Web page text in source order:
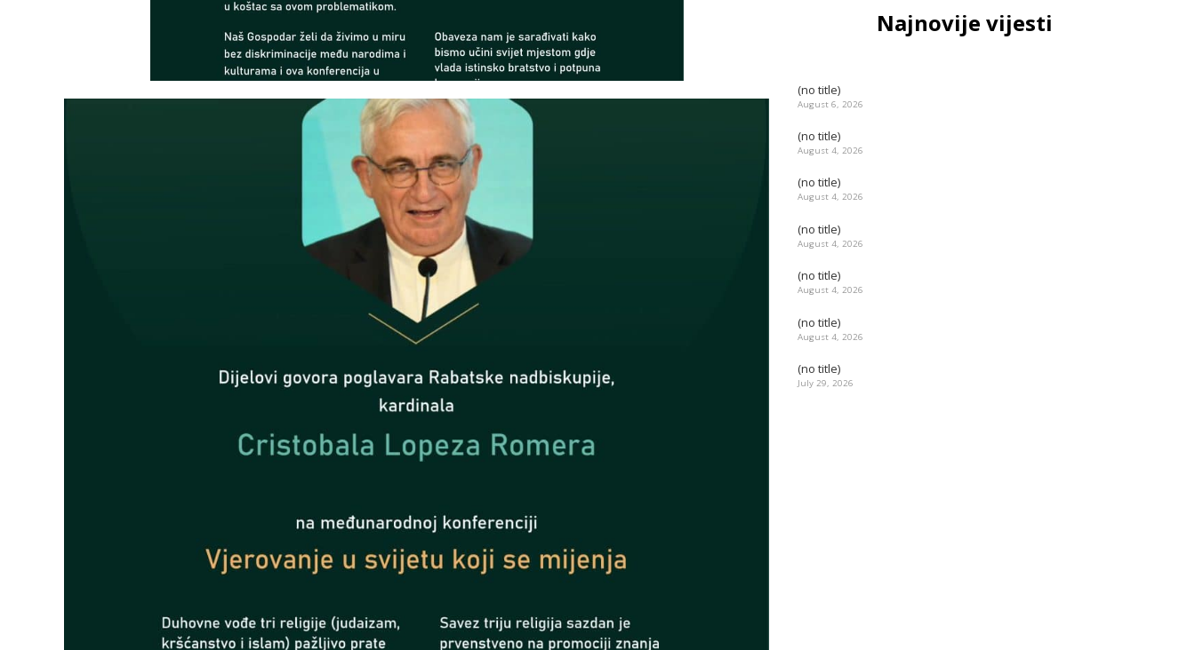
Najnovije vijesti
(no title)
August 6, 2026
(no title)
August 4, 2026
(no title)
August 4, 2026
(no title)
August 4, 2026
(no title)
August 4, 2026
(no title)
August 4, 2026
(no title)
July 29, 2026